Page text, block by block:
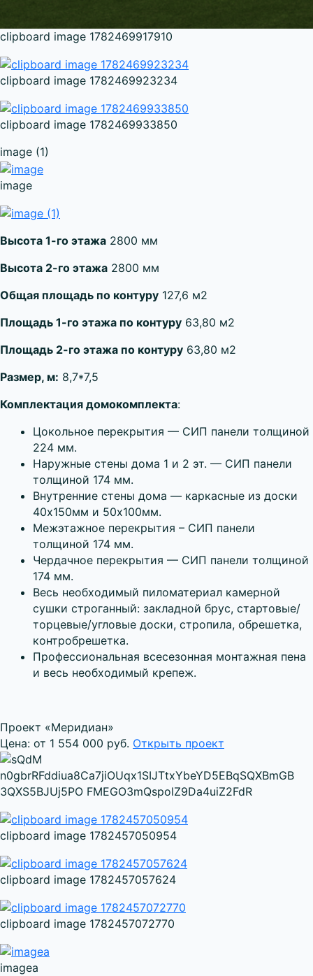
clipboard image 1782469917910
clipboard image 1782469923234
clipboard image 1782469933850
image (1)
image
Высота 1-го этажа 2800 мм
Высота 2-го этажа 2800 мм
Общая площадь по контуру 127,6 м2
Площадь 1-го этажа по контуру 63,80 м2
Площадь 2-го этажа по контуру 63,80 м2
Размер, м: 8,7*7,5
Комплектация домокомплекта:
Цокольное перекрытия — СИП панели толщиной
224 мм.
Наружные стены дома 1 и 2 эт. — СИП панели
толщиной 174 мм.
Внутренние стены дома — каркасные из доски
40х150мм и 50х100мм.
Межэтажное перекрытия – СИП панели
толщиной 174 мм.
Чердачное перекрытия — СИП панели толщиной
174 мм.
Весь необходимый пиломатериал камерной
сушки строганный: закладной брус, стартовые/
торцевые/угловые доски, стропила, обрешетка,
контробрешетка.
Профессиональная всесезонная монтажная пена
и весь необходимый крепеж.
Проект «Меридиан»
Цена: от 1 554 000 руб. Открыть проект
clipboard image 1782457050954
clipboard image 1782457057624
clipboard image 1782457072770
imageа